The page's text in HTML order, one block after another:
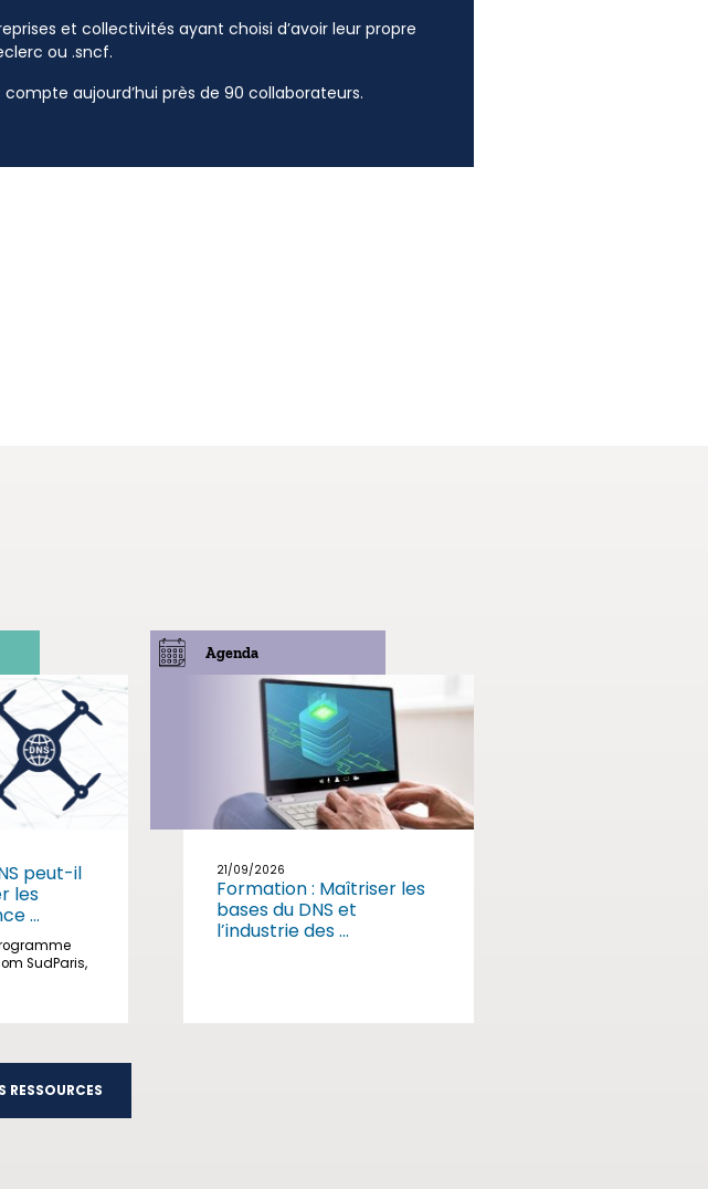
et collectivités ayant choisi d’avoir leur propre
ou .sncf.
aujourd’hui près de 90 collaborateurs.
peut-il
les
...
SudParis,
Agenda
21/09/2026
Formation : Maîtriser les
bases du DNS et
l’industrie des ...
RESSOURCES